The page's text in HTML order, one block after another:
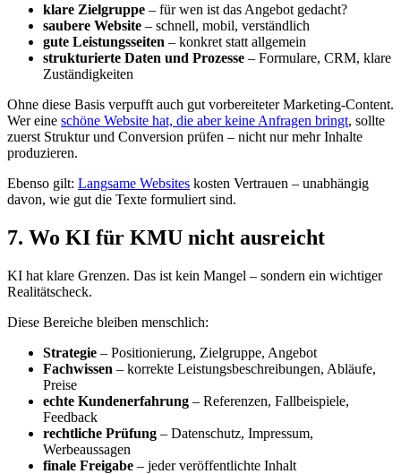
klare Zielgruppe – für wen ist das Angebot gedacht?
saubere Website – schnell, mobil, verständlich
gute Leistungsseiten – konkret statt allgemein
strukturierte Daten und Prozesse – Formulare, CRM, klare
Zuständigkeiten
Ohne diese Basis verpufft auch gut vorbereiteter Marketing-Content.
Wer eine schöne Website hat, die aber keine Anfragen bringt, sollte
zuerst Struktur und Conversion prüfen – nicht nur mehr Inhalte
produzieren.
Ebenso gilt: Langsame Websites kosten Vertrauen – unabhängig
davon, wie gut die Texte formuliert sind.
7. Wo KI für KMU nicht ausreicht
KI hat klare Grenzen. Das ist kein Mangel – sondern ein wichtiger
Realitätscheck.
Diese Bereiche bleiben menschlich:
Strategie – Positionierung, Zielgruppe, Angebot
Fachwissen – korrekte Leistungsbeschreibungen, Abläufe,
Preise
echte Kundenerfahrung – Referenzen, Fallbeispiele,
Feedback
rechtliche Prüfung – Datenschutz, Impressum,
Werbeaussagen
finale Freigabe – jeder veröffentlichte Inhalt